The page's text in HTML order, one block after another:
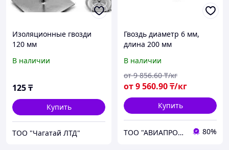
Изоляционные гвозди
120 мм
В наличии
125₸
Купить
ТОО "Чагатай ЛТД"
Гвоздь диаметр 6 мм,
длина 200 мм
В наличии
от9 560.90₸/кг
от 9 856.60 ₸/кг
Купить
ТОО "АВИАПРОМСТАЛЬ" 80%